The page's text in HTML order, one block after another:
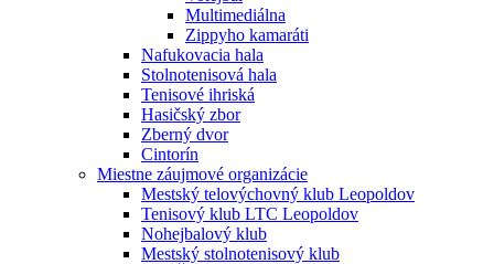
Multimediálna
Zippyho kamaráti
Nafukovacia hala
Stolnotenisová hala
Tenisové ihriská
Hasičský zbor
Zberný dvor
Cintorín
Miestne záujmové organizácie
Mestský telovýchovný klub Leopoldov
Tenisový klub LTC Leopoldov
Nohejbalový klub
Mestský stolnotenisový klub